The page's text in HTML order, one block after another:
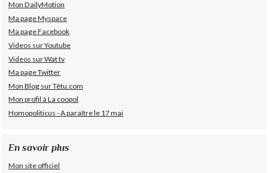
Mon DailyMotion
Ma page Myspace
Ma page Facebook
Videos sur Youtube
Videos sur Wat tv
Ma page Twitter
Mon Blog sur Têtu.com
Mon profil à La coopol
Homopoliticus - A paraître le 17 mai
En savoir plus
Mon site officiel